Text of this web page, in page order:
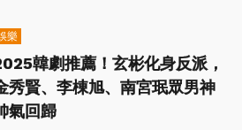
樂
韓劇推薦！玄彬化身反派，
秀賢、李棟旭、南宮珉眾男神
氣回歸